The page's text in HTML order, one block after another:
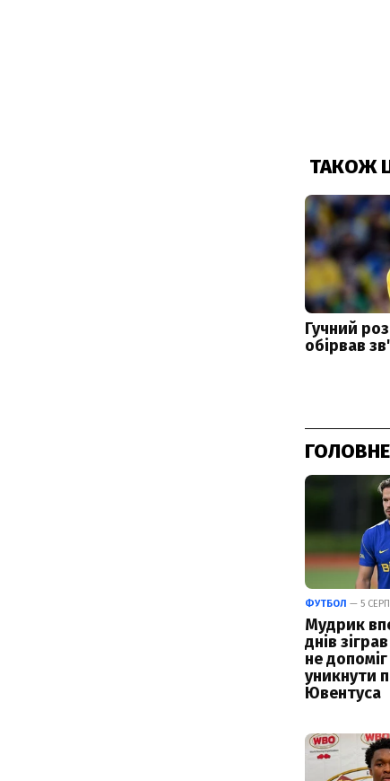
ФУТБОЛ — 5
Мудрик
днів
не
уникнути
Ювентуса